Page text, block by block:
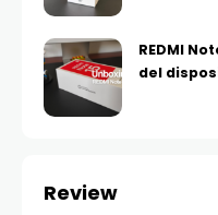
REDMI
del
Review